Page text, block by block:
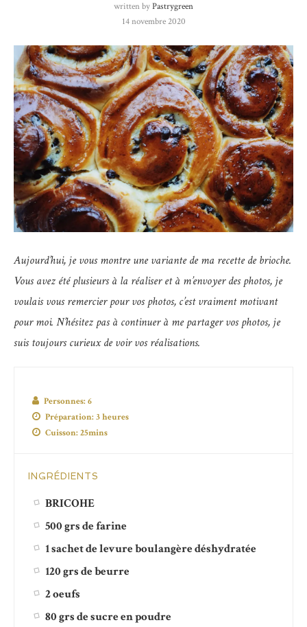
written byPastrygreen
14 novembre 2020
Aujourd’hui, je vous montre une variante de ma recette de brioche.
Vous avez été plusieurs à la réaliser et à m’envoyer des photos, je
voulais vous remercier pour vos photos, c’est vraiment motivant
pour moi. N’hésitez pas à continuer à me partager vos photos, je
suis toujours curieux de voir vos réalisations.
Personnes: 6
Préparation: 3 heures
Cuisson: 25mins
INGRÉDIENTS
BRICOHE
500 grs de farine
1 sachet de levure boulangère déshydratée
120 grs de beurre
2 oeufs
80 grs de sucre en poudre